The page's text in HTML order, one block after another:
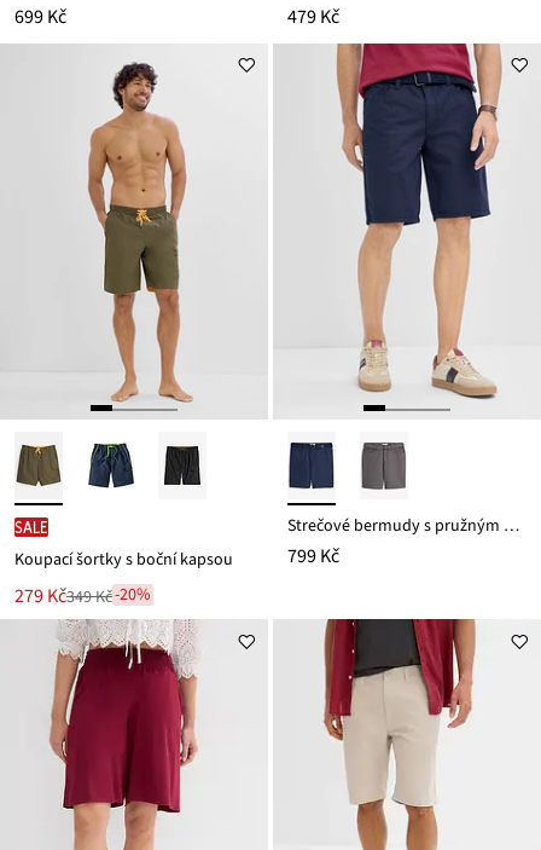
699 Kč 479 Kč
SALE
Koupací šortky s boční kapsou
Nová
cena
279 Kč
Zlevněno
349 Kč
349 Kč-20%
Strečové bermudy s pružným pasem a páskem, Regular Fit
799 Kč